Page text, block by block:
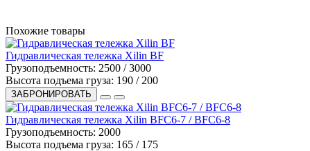
Похожие товары
Гидравлическая тележка Xilin BF
Грузоподъемность: 2500 / 3000
Высота подъема груза: 190 / 200
ЗАБРОНИРОВАТЬ
Гидравлическая тележка Xilin BFC6-7 / BFC6-8
Грузоподъемность: 2000
Высота подъема груза: 165 / 175